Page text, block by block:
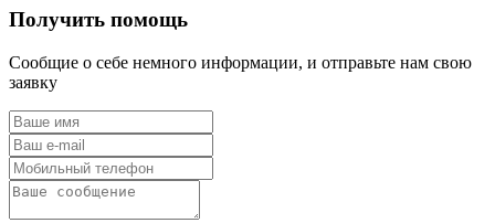
Получить помощь
Сообщие о себе немного информации, и отправьте нам свою
заявку